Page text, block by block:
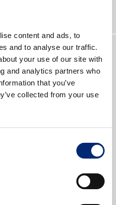
content and ads, to
and to analyse our traffic.
your use of our site with
and analytics partners who
that you’ve
collected from your use